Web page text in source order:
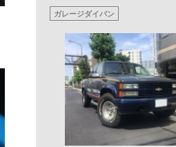
ガレージダイバン